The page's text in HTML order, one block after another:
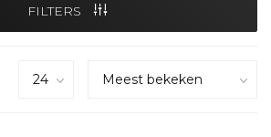
FILTERS